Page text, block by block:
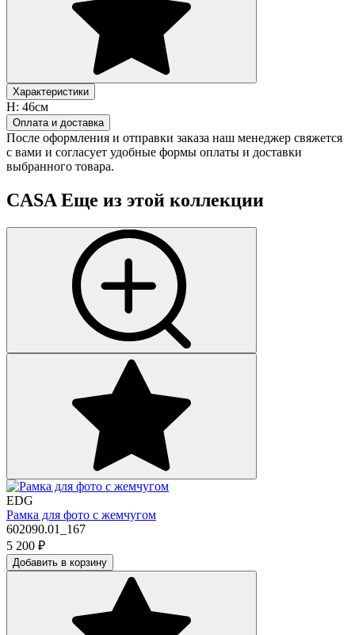
Характеристики
H: 46см
Оплата и доставка
После оформления и отправки заказа наш менеджер свяжется
с вами и согласует удобные формы оплаты и доставки
выбранного товара.
CASA Еще из этой коллекции
EDG
Рамка для фото с жемчугом
602090.01_167
5 200 ₽
Добавить в корзину